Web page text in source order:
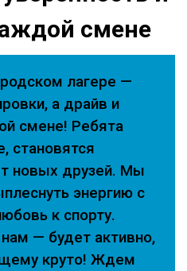
смене
лагере —
а драйв и
смене! Ребята
становятся
новых друзей. Мы
энергию с
к спорту.
— будет активно,
круто! Ждем